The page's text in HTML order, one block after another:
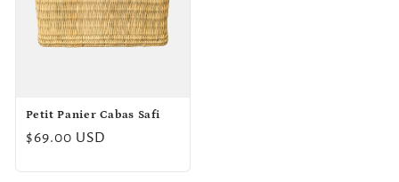
Petit Panier Cabas Safi
Prix
$69.00 USD